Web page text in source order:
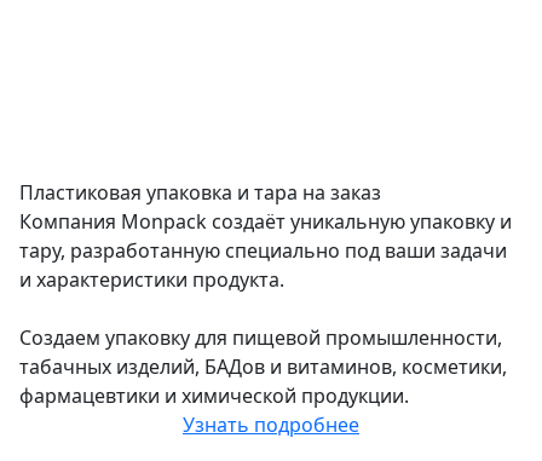
Пластиковая упаковка и тара на заказ
Компания Monpack создаёт уникальную упаковку и
тару, разработанную специально под ваши задачи
и характеристики продукта.
Создаем упаковку для пищевой промышленности,
табачных изделий, БАДов и витаминов, косметики,
фармацевтики и химической продукции.
Узнать подробнее